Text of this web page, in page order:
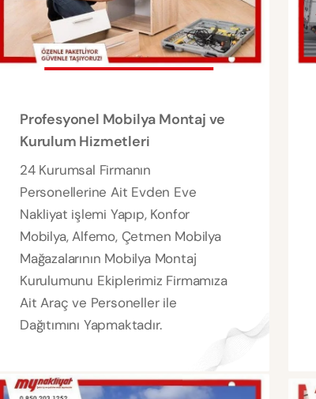
Profesyonel Mobilya Montaj ve
Kurulum Hizmetleri
24 Kurumsal Firmanın
Personellerine Ait Evden Eve
Nakliyat işlemi Yapıp, Konfor
Mobilya, Alfemo, Çetmen Mobilya
Mağazalarının Mobilya Montaj
Kurulumunu Ekiplerimiz Firmamıza
Ait Araç ve Personeller ile
Dağıtımını Yapmaktadır.